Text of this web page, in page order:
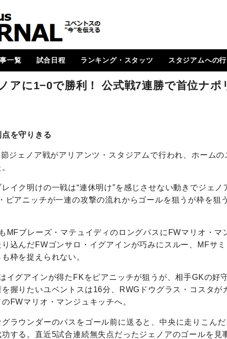
一覧
イン
ラム
集
ルカート
画
合レビュー
集メンバー
・下部組織・
ルチョ全般
試合日程
2017-18
2018-19
2019-20
2020-21
2021-22
2022-23
2023-24
2024-25
ランキング・スタッツ
各国順位表
次節 日程一覧
ゴールランキング
スタジアムへの
はじめに
How To Go ?
アに1−0で勝利！ 公式戦7連勝で首位ナポ
を守りきる
ジェノア戦がアリアンツ・スタジアムで行われ、ホーム
イク明けの一戦は“連休明け”を感じさせない動きでジェノ
ピアニッチが一連の攻撃の流れからゴールを狙うが枠を狙
MFブレーズ・マテュイディのロングパスにFWマリオ・マ
込んだFWゴンサロ・イグアインが巧みにスルー、MFサ
枠を捉えられない。
イグアインが得たFKをピアニッチが狙うが、相手GKの好
握りたいユベントスは16分、RWGドウグラス・コスタが
FWマリオ・マンジュキッチへ。
ラウンダーのパスをゴール前に送ると、中央に走りこん
する。直近5試合連続無失点だったジェノアのゴールを見